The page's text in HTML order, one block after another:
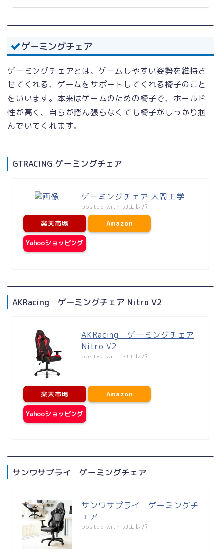
ゲーミングチェア
ゲーミングチェアとは、ゲームしやすい姿勢を維持さ
せてくれる、ゲームをサポートしてくれる椅子のこと
をいいます。本来はゲームのための椅子で、ホールド
性が高く、自らが踏ん張らなくても椅子がしっかり掴
んでいてくれます。
GTRACING ゲーミングチェア
ゲーミングチェア 人間工学
posted with カエレバ
楽天市場 Amazon
Yahooショッピング
AKRacing ゲーミングチェア Nitro V2
AKRacing ゲーミングチェア
Nitro V2
posted with カエレバ
楽天市場 Amazon
Yahooショッピング
サンワサプライ ゲーミングチェア
サンワサプライ ゲーミングチ
ェア
posted with カエレバ